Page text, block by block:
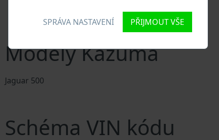
SPRÁVA NASTAVENÍ PŘIJMOUT VŠE
Databáze pojišťoven
Databáze soukromých společností
Modely Kazuma
Jaguar 500
Schéma VIN kódu